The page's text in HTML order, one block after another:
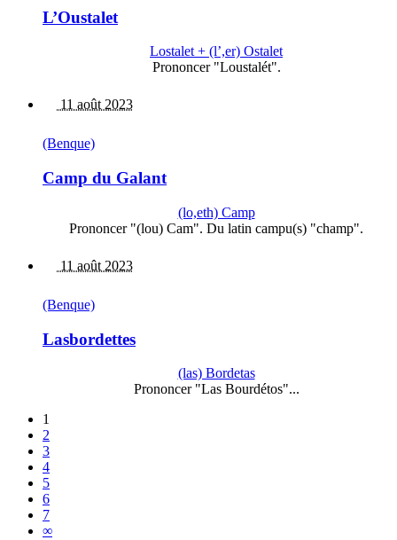
L’Oustalet
Lostalet + (l’,er) Ostalet
Prononcer "Loustalét".
11 août 2023
(Benque)
Camp du Galant
(lo,eth) Camp
Prononcer "(lou) Cam". Du latin campu(s) "champ".
11 août 2023
(Benque)
Lasbordettes
(las) Bordetas
Prononcer "Las Bourdétos"...
1
2
3
4
5
6
7
∞